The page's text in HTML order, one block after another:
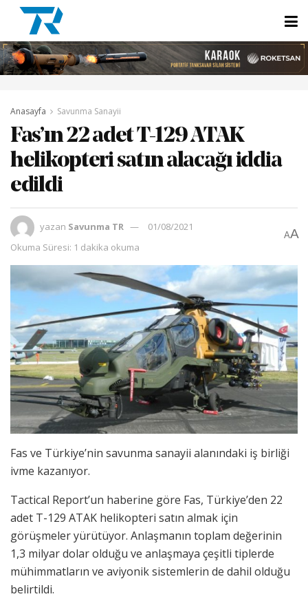
Anasayfa Savunma Sanayii
Fas’ın 22 adet T-129 ATAK
helikopteri satın alacağı iddia
edildi
yazan Savunma TR
01/08/2021
Okuma Süresi: 1 dakika okuma
AA
Fas ve Türkiye’nin savunma sanayii alanındaki iş birliği
ivme kazanıyor.
Tactical Report’un haberine göre Fas, Türkiye’den 22
adet T-129 ATAK helikopteri satın almak için
görüşmeler yürütüyor. Anlaşmanın toplam değerinin
1,3 milyar dolar olduğu ve anlaşmaya çeşitli tiplerde
mühimmatların ve aviyonik sistemlerin de dahil olduğu
belirtildi.